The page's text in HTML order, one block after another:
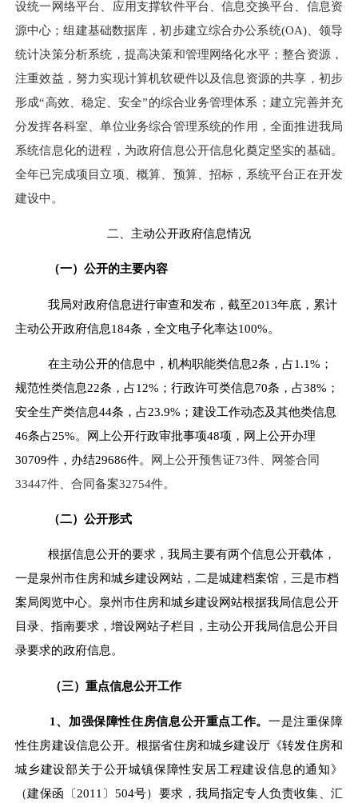
设统一网络平台、应用支撑软件平台、信息交换平台、信息资
源中心；组建基础数据库，初步建立综合办公系统(OA)、领导
统计决策分析系统，提高决策和管理网络化水平；整合资源，
注重效益，努力实现计算机软硬件以及信息资源的共享，初步
形成“高效、稳定、安全”的综合业务管理体系；建立完善并充
分发挥各科室、单位业务综合管理系统的作用，全面推进我局
系统信息化的进程，为政府信息公开信息化奠定坚实的基础。
全年已完成项目立项、概算、预算、招标，系统平台正在开发
建设中。
二、主动公开政府信息情况
（一）公开的主要内容
我局对政府信息进行审查和发布，截至2013年底，累计
主动公开政府信息184条，全文电子化率达100%。
在主动公开的信息中，机构职能类信息2条，占1.1%；
规范性类信息22条，占12%；行政许可类信息70条，占38%；
安全生产类信息44条，占23.9%；建设工作动态及其他类信息
46条占25%。网上公开行政审批事项48项，网上公开办理
30709件，办结29686件。 网上公开预售证73件、网签合同
33447件、合同备案32754件。
（二）公开形式
根据信息公开的要求，我局主要有两个信息公开载体，
一是泉州市住房和城乡建设网站，二是城建档案馆，三是市档
案局阅览中心。泉州市住房和城乡建设网站根据我局信息公开
目录、指南要求，增设网站子栏目，主动公开我局信息公开目
录要求的政府信息。
（三）重点信息公开工作
1、 加强保障性住房信息公开重点工作。 一是注重保障
性住房建设信息公开。根据省住房和城乡建设厅《转发住房和
城乡建设部关于公开城镇保障性安居工程建设信息的通知》
（建保函〔2011〕504号）要求，我局指定专人负责收集、汇